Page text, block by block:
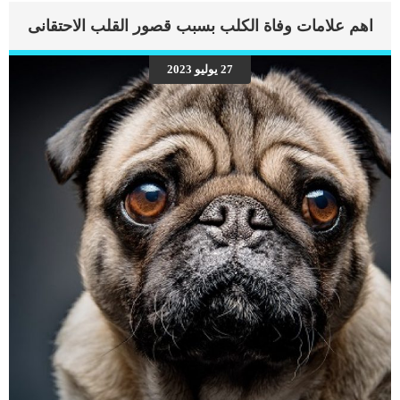
اهم علامات وفاة الكلب بسبب قصور القلب الاحتقانى
27 يوليو 2023